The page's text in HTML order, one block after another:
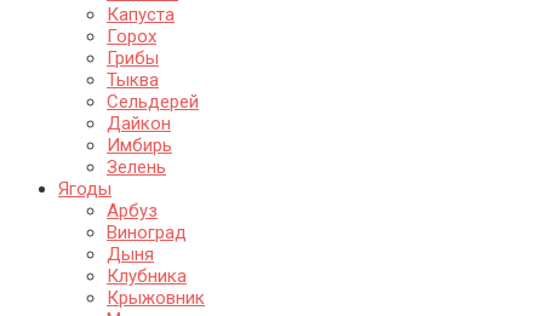
Капуста
Горох
Грибы
Тыква
Сельдерей
Дайкон
Имбирь
Зелень
Ягоды
Арбуз
Виноград
Дыня
Клубника
Крыжовник